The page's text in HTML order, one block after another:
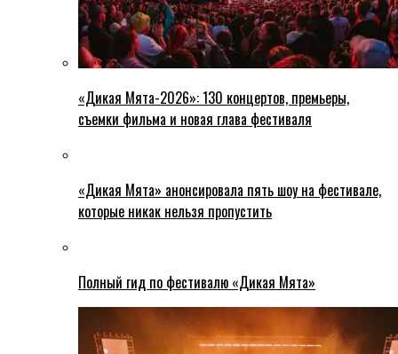
«Дикая Мята-2026»: 130 концертов, премьеры,
съемки фильма и новая глава фестиваля
«Дикая Мята» анонсировала пять шоу на фестивале,
которые никак нельзя пропустить
Полный гид по фестивалю «Дикая Мята»